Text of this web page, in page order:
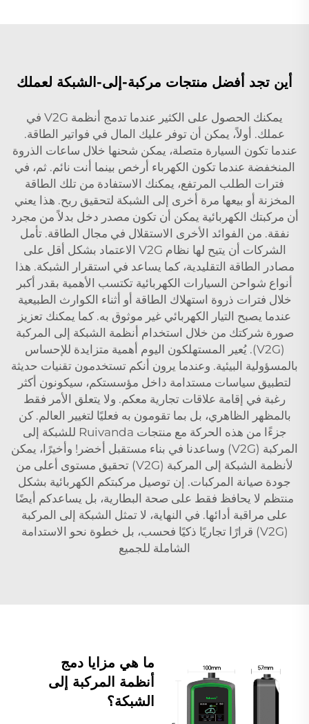
أين تجد أفضل منتجات مركبة-إلى-الشبكة لعملك
يمكنك الحصول على الكثير عندما تدمج أنظمة V2G في
عملك. أولاً، يمكن أن توفر عليك المال في فواتير الطاقة.
عندما تكون السيارة متصلة، يمكن شحنها خلال ساعات الذروة
المنخفضة عندما تكون الكهرباء أرخص بينما أنت نائم. ثم، في
فترات الطلب المرتفع، يمكنك الاستفادة من تلك الطاقة
المخزنة أو بيعها مرة أخرى إلى الشبكة لتحقيق ربح. هذا يعني
أن مركبتك الكهربائية يمكن أن تكون مصدر دخل بدلاً من مجرد
نفقة. من الفوائد الأخرى الاستقلال في مجال الطاقة. تأمل
الشركات أن يتيح لها نظام V2G الاعتماد بشكل أقل على
مصادر الطاقة التقليدية، كما يساعد في استقرار الشبكة. هذا
أنواع شواحن السيارات الكهربائية تكتسب الأهمية بقدر أكبر
خلال فترات ذروة استهلاك الطاقة أو أثناء الكوارث الطبيعية
عندما يصبح التيار الكهربائي غير موثوق به. كما يمكنك تعزيز
صورة شركتك من خلال استخدام أنظمة الشبكة إلى المركبة
(V2G). يُعير المستهلكون اليوم أهمية متزايدة للإحساس
بالمسؤولية البيئية. وعندما يرون أنكم تستخدمون تقنيات حديثة
لتطبيق سياسات مستدامة داخل مؤسستكم، سيكونون أكثر
رغبة في إقامة علاقات تجارية معكم. ولا يتعلق الأمر فقط
بالمظهر الظاهري، بل بما تقومون به فعليًا لتغيير العالم. كن
جزءًا من هذه الحركة مع منتجات Ruivanda للشبكة إلى
المركبة (V2G) وساعدنا في بناء مستقبل أخضر! وأخيرًا، يمكن
لأنظمة الشبكة إلى المركبة (V2G) تحقيق مستوى أعلى من
جودة صيانة المركبات. إن توصيل مركبتكم الكهربائية بشكل
منتظم لا يحافظ فقط على صحة البطارية، بل يساعدكم أيضًا
على مراقبة أدائها. في النهاية، لا تمثل الشبكة إلى المركبة
(V2G) قرارًا تجاريًا ذكيًا فحسب، بل خطوة نحو الاستدامة
الشاملة للجميع
ما هي مزايا دمج
أنظمة المركبة إلى
الشبكة؟